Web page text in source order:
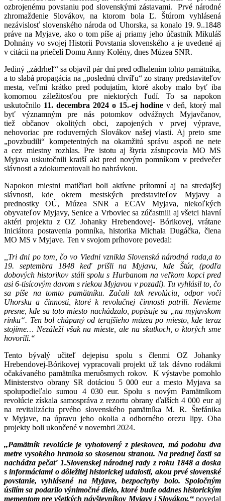
ozbrojenému povstaniu pod slovenskými zástavami. Prvé národné
zhromaždenie Slovákov, na ktorom bola Ľ. Štúrom vyhlásená
nezávislosť slovenského národa od Uhorska, sa konalo 19. 9..1848
práve na Myjave, ako o tom píše aj priamy jeho účastník Mikuláš
Dohnány vo svojej Historii Povstania slovenského a je uvedené aj
v citácii na priečelí Domu Anny Kolény, dnes Múzea SNR.
Jediný „zádrheľ“ sa objavil pár dní pred odhalením tohto pamätníka,
a to slabá propagácia na „poslednú chvíľu“ zo strany predstaviteľov
mesta, veľmi krátko pred podujatím, ktoré akoby malo byť iba
komornou záležitosťou pre niektorých ľudí. To sa napokon
uskutočnilo 11. decembra 2024 o 15.-ej hodine v deň, ktorý mal
byť významným pre nás potomkov odvážnych Myjavčanov,
tiež občanov okolitých obci, zapojených v prvej výprave,
nehovoriac pre roduverných Slovákov našej vlasti. Aj preto sme
„povzbudili“ kompetentných na okamžitú správu aspoň ne nete
a cez miestny rozhlas. Pre istotu aj štyria zástupcovia MO MS
Myjava uskutočnili kratší akt pred novým pomníkom v predvečer
slávnosti a zdokumentovali ho nahrávkou.
Napokon miestni matičiari boli aktívne prítomní aj na stredajšej
slávnosti, kde okrem mestských predstaviteľov Myjavy a
prednostky OÚ, Múzea SNR a ECAV Myjava, niekoľkých
obyvateľov Myjavy, Senice a Vrboviec sa zúčastnili aj všetci hlavní
aktéri projektu z OZ Johanky Hrebendovej- Bórikovej, vrátane
Iniciátora postavenia pomníka, historika Michala Dugáčka, člena
MO MS v Myjave. Ten v svojom príhovore povedal:
,,Tri dni po tom, čo vo Viedni vznikla Slovenská národná rada,a to
19. septembra 1848 keď prišli na Myjavu, kde Štúr, (podľa
dobových historikov stáli spolu s Hurbanom na veľkom kopci pred
asi 6-tisícovým davom s riekou Myjavou v pozadí). Tu vyhlásil to, čo
sa píše na tomto pamätníku. Začali tak revolúciu, odpor voči
Uhorsku a činnosti, ktoré k revolučnej činnosti patrili. Nevieme
presne, kde sa toto miesto nachádzalo, popisuje sa „na myjavskom
rínku“. Ten bol chápaný od terajšieho múzea po miesto, kde teraz
stojíme… Nezáleží však na mieste, ale na skutkoch, o ktorých sme
hovorili.‘‘
Tento bývalý učiteľ dejepisu spolu s členmi OZ Johanky
Hrebendovej-Bórikovej vypracovali projekt už tak dávno rodákmi
očakávaného pamätníka meruôsmych rokov. K výstavbe pomohlo
Ministerstvo obrany SR dotáciou 5 000 eur a mesto Myjava sa
spolupodieľalo sumou 4 030 eur. Spolu s novým Pamätníkom
revolúcie získala samospráva z rezortu obrany ďalších 4 000 eur aj
na revitalizáciu prvého slovenského pamätníka M. R. Štefánika
v Myjave, na úpravu jeho okolia a odborného orezu lipy. Oba
projekty boli ukončené v novembri 2024.
,,Pamätník revolúcie je vyhotovený z pieskovca, má podobu dva
metre vysokého hranola so skosenou stranou. Na prednej časti sa
nachádza pečať 1.Slovenskej národnej rady z roku 1848 a doska
s informáciami o dôležitej historickej udalosti, akou prvé slovenské
povstanie, vyhlásené na Myjave, bezpochyby bolo. Spoločným
úsilím sa podarilo výnimočné dielo, ktoré bude oddnes historickým
mementom pre všetkých návštevníkov Myjavy i Slovákov,‘‘ povedal